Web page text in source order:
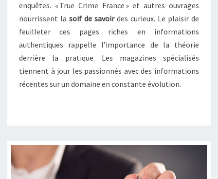
E
S
enquêtes. « True Crime France » et autres ouvrages
nourrissent la soif de savoirdes curieux. Le plaisir de
feuilleter ces pages riches en informations
authentiques rappelle l’importance de la théorie
derrière la pratique. Les magazines spécialisés
tiennent à jour les passionnés avec des informations
récentes sur un domaine en constante évolution.